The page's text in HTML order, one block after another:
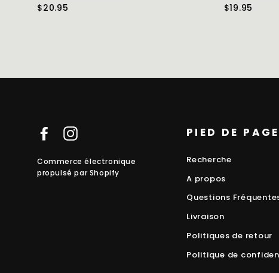
$20.95 $19.95
FacebookInstagram
Commerce électronique
propulsé par Shopify
PIED DE PAGE
Recherche
A propos
Questions
Livraison
Politiques de retour
Politique de